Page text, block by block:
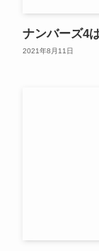
ナンバーズ4
2021年8月11日